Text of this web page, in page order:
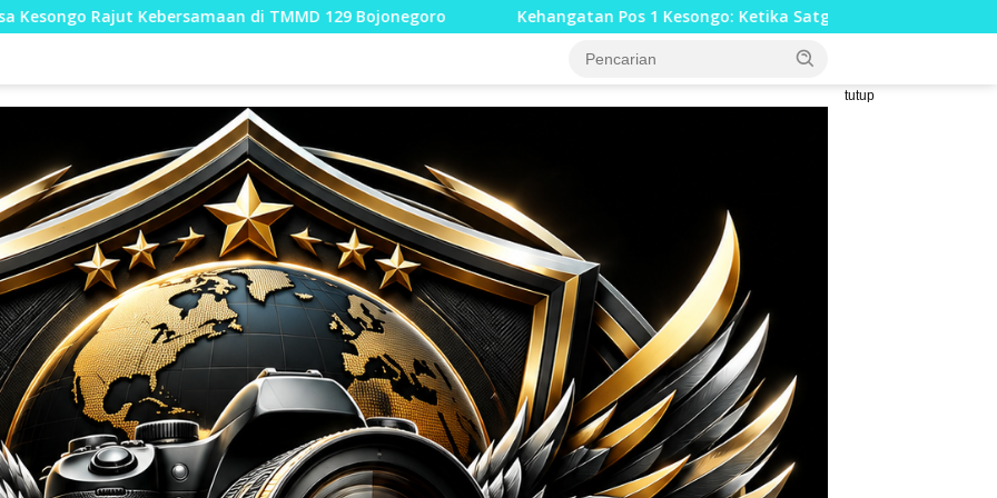
di TMMD 129 Bojonegoro Kehangatan Pos 1 Kesongo: Ketika Satgas TMMD 129 Bojonegoro dan Warga Menyatu
tutup